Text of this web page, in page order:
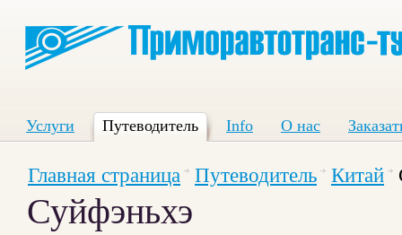
Услуги Путеводитель Info О нас
Главная страница Путеводитель Китай
Суйфэньхэ